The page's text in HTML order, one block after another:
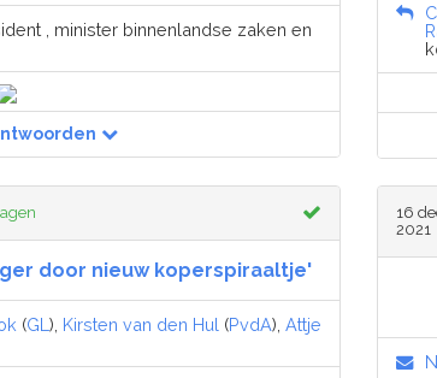
, minister binnenlandse zaken en
door nieuw koperspiraaltje'
(GL ), Kirsten van den Hul (PvdA), Attje
16
2021